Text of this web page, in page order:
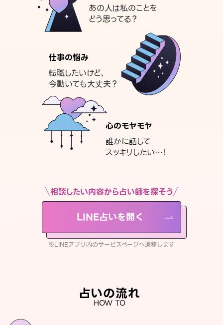
あの人は私のことを
どう思ってる？
仕事の悩み
転職したいけど、
今動いても大丈夫？
心のモヤモヤ
誰かに話して
スッキリしたい…！
相談したい内容から占い師を探そう
LINE占いを開く
※LINEアプリ内のサービスページへ遷移します
占いの流れ
HOW TO